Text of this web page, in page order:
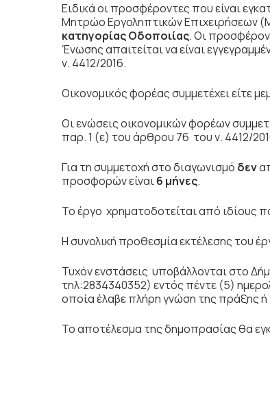
Ειδικά οι προσφέροντες που είναι
Μητρώο Εργοληπτικών Επιχειρήσεων
κατηγορίας Οδοποιίας. Οι
Ένωσης απαιτείται να είναι
ν. 4412/2016.
Οικονομικός φορέας συμμετέχει είτε
Οι ενώσειςοικονομικών φορέων
παρ. 1 (ε) του άρθρου 76 του ν. 4412/
Για τη συμμετοχή στο διαγωνισμό δεν
προσφορών είναι6 μήνες.
Το έργο χρηματοδοτείται από ιδίους
Η συνολική προθεσμία εκτέλεσης του
Τυχόν ενστάσεις υποβάλλονται στο
τηλ:2834340352) εντός πέντε (5)
οποία έλαβε πλήρη γνώση της πράξης
Το αποτέλεσμα της δημοπρασίας θα